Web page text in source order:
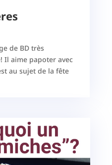
de BD très
Il aime papoter avec
au sujet de la fête